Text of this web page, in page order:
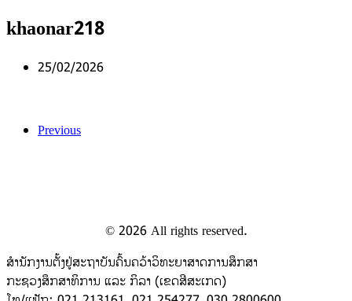
khaonar218
25/02/2026
Previous
© 2026All rights reserved.
ສຳນັກງານຕັ້ງຢູ່ສະຖາບັນຄົ້ນຄວ້າວິທະຍາສາດການສຶກສາ
ກະຊວງສຶກສາທິການ ແລະ ກິລາ (ເຂດສີສະເກດ)